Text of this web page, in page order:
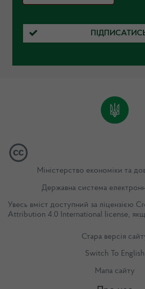
Міністерство економіки та
Державна система
Увесь вміст доступний за ліцензією
Attribution 4.0 International license,
Стара версія
Switch To English
Мапа сайту